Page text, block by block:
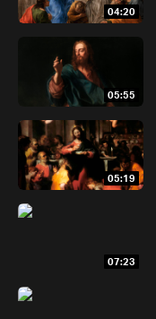
04:20
05:55
05:19
07:23